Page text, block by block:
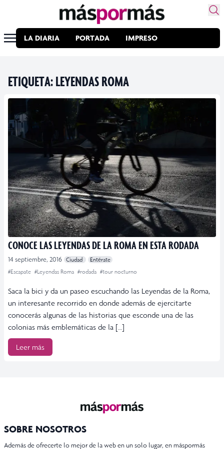
LA DIARIA PORTADA IMPRESO
ETIQUETA:LEYENDAS ROMA
CONOCE LAS LEYENDAS DE LA ROMA EN ESTA RODADA
14 septiembre, 2016 Ciudad
Entérate
#Escapate #Leyendas Roma #rodada #tour nocturno
Saca la bici y da un paseo escuchando las Leyendas de la Roma,
un interesante recorrido en donde además de ejercitarte
conocerás algunas de las historias que esconde una de las
colonias más emblemáticas de la […]
Leer más
SOBRE NOSOTROS
Además de ofrecerte lo mejor de la web en un solo lugar, en máspormás